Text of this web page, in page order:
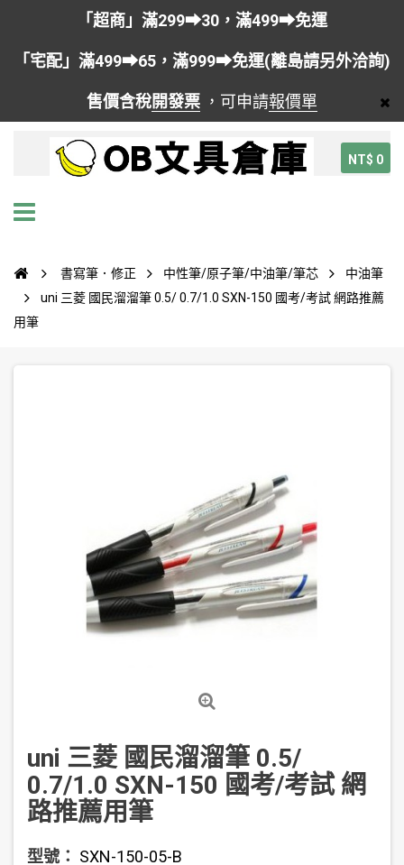
「超商」滿299➡30，滿499➡免運
「宅配」滿499➡65，滿999➡免運(離島請另外洽詢)
售價含稅開發票 ，可申請報價單
NT$ 0
書寫筆．修正 中性筆/原子筆/中油筆/筆芯
中油筆
uni 三菱 國民溜溜筆 0.5/ 0.7/1.0 SXN-150 國考/考試 網路推薦
用筆
uni 三菱 國民溜溜筆 0.5/
0.7/1.0 SXN-150 國考/考試 網
路推薦用筆
型號： SXN-150-05-B